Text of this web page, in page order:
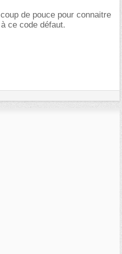
de pouce pour connaitre
ce code défaut.